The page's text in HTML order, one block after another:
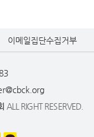
이메일집단수집거부
ALL RIGHT RESERVED.